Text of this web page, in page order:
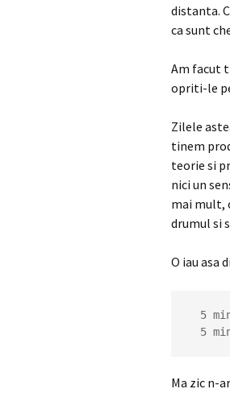
distanta.
ca sunt
Am facut
opriti-le
Zilele
tinem
teorie si
nici un
mai mult,
drumul si
O iau asa
5
Ma zic n-